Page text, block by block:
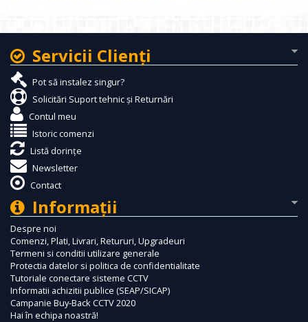
Servicii Clienţi
Pot să instalez singur?
Solicitări Suport tehnic și Returnări
Contul meu
Istoric comenzi
Listă dorințe
Newsletter
Contact
Informaţii
Despre noi
Comenzi, Plati, Livrari, Retururi, Upgradeuri
Termeni si conditii utilizare generale
Protectia datelor si politica de confidentialitate
Tutoriale conectare sisteme CCTV
Informatii achizitii publice (SEAP/SICAP)
Campanie Buy-Back CCTV 2020
Hai în echipa noastră!